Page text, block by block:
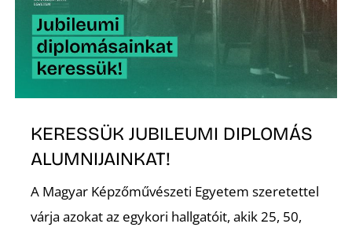
KERESSÜK JUBILEUMI DIPLOMÁS
ALUMNIJAINKAT!
A Magyar Képzőművészeti Egyetem szeretettel
várja azokat az egykori hallgatóit, akik 25, 50,